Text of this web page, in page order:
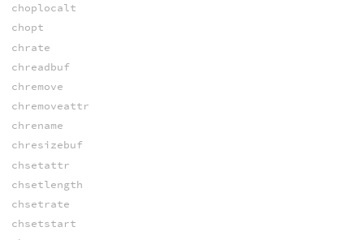
choplocalt
chopt
chrate
chreadbuf
chremove
chremoveattr
chrename
chresizebuf
chsetattr
chsetlength
chsetrate
chsetstart